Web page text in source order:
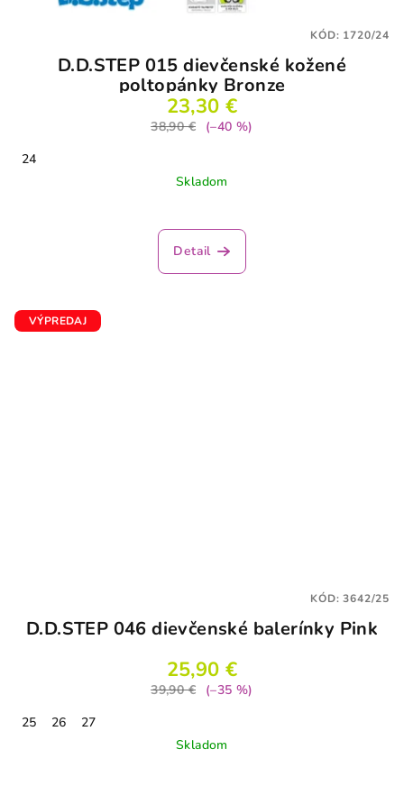
D.D.STEP 015 dievčenské kožené
poltopánky Bronze
23,30 €
38,90 €
(–40 %)
24
Skladom
Detail
KÓD: 1720/24
VÝPREDAJ
D.D.STEP 046 dievčenské balerínky Pink
25,90 €
39,90 €
(–35 %)
25
26
27
Skladom
KÓD:3642/25